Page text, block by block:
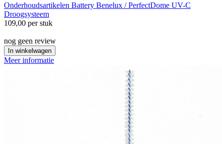
Onderhoudsartikelen Battery Benelux / PerfectDome UV-C
Droogsysteem
109,00 per stuk
nog geen review
In winkelwagen
Meer informatie